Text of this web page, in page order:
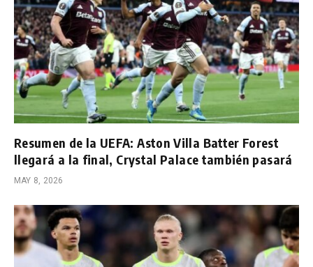
Resumen de la UEFA: Aston Villa Batter Forest
llegará a la final, Crystal Palace también pasará
MAY 8, 2026